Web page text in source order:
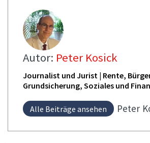
Autor: Peter Kosick
Journalist und Jurist | Rente,
Grundsicherung, Soziales und
Alle Beiträge ansehen Peter